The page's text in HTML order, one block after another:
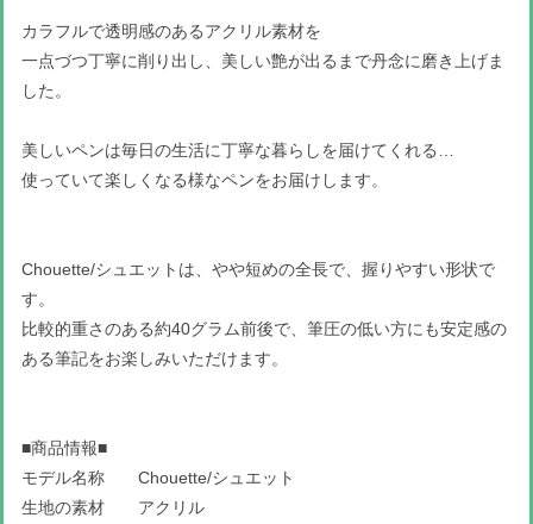
カラフルで透明感のあるアクリル素材を
一点づつ丁寧に削り出し、美しい艶が出るまで丹念に磨き上げま
した。
美しいペンは毎日の生活に丁寧な暮らしを届けてくれる…
使っていて楽しくなる様なペンをお届けします。
Chouette/シュエットは、やや短めの全長で、握りやすい形状で
す。
比較的重さのある約40グラム前後で、筆圧の低い方にも安定感の
ある筆記をお楽しみいただけます。
■商品情報■
モデル名称 Chouette/シュエット
生地の素材 アクリル